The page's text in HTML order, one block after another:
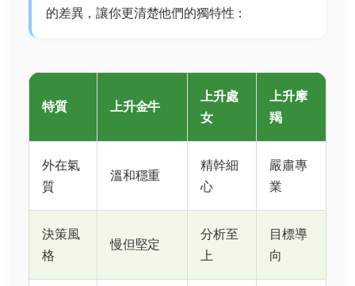
的差異，讓你更清楚他們的獨特性：
特質 上升金牛
上升處
女
上升摩
羯
外在氣
質
溫和穩重
精幹細
心
嚴肅專
業
決策風
格
慢但堅定
分析至
上
目標導
向